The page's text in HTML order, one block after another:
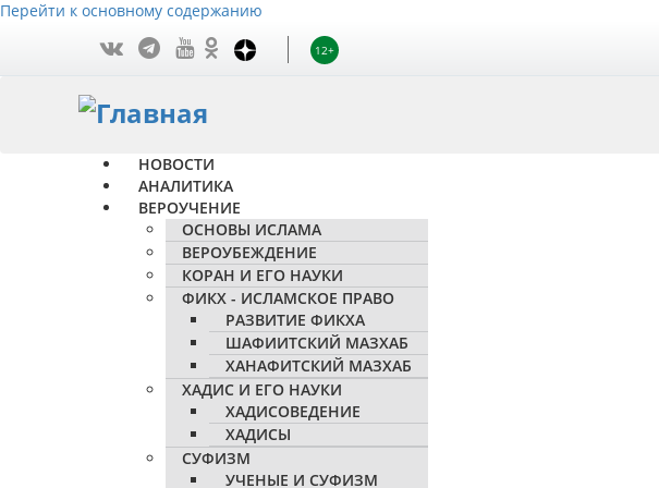
Перейти к основному содержанию
12+
НОВОСТИ
АНАЛИТИКА
ВЕРОУЧЕНИЕ
ОСНОВЫ ИСЛАМА
ВЕРОУБЕЖДЕНИЕ
КОРАН И ЕГО НАУКИ
ФИКХ - ИСЛАМСКОЕ ПРАВО
РАЗВИТИЕ ФИКХА
ШАФИИТСКИЙ МАЗХАБ
ХАНАФИТСКИЙ МАЗХАБ
ХАДИС И ЕГО НАУКИ
ХАДИСОВЕДЕНИЕ
ХАДИСЫ
СУФИЗМ
УЧЕНЫЕ И СУФИЗМ